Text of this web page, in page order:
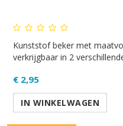
Kunststof beker met
verkrijgbaar in 2
€ 2,95
IN WINKELWAGEN